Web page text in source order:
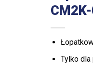
Tylko dla